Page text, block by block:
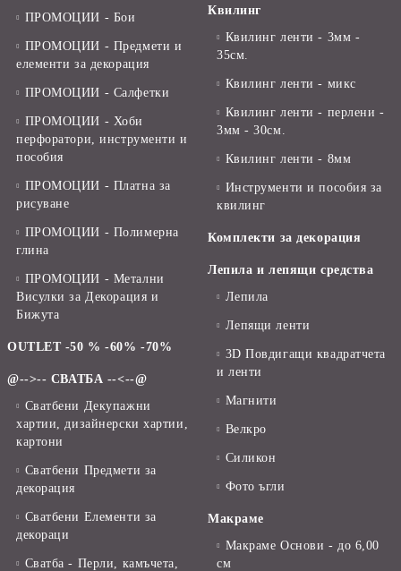
ПРОМОЦИИ - Бои
ПРОМОЦИИ - Предмети и
елементи за декорация
ПРОМОЦИИ - Салфетки
ПРОМОЦИИ - Хоби
перфоратори, инструменти и
пособия
ПРОМОЦИИ - Платна за
рисуване
ПРОМОЦИИ - Полимерна
глина
ПРОМОЦИИ - Метални
Висулки за Декорация и
Бижута
OUTLET -50 % -60% -70%
@-->-- СВАТБА --<--@
Сватбени Декупажни
хартии, дизайнерски хартии,
картони
Сватбени Предмети за
декорация
Сватбени Елементи за
декораци
Сватба - Перли, камъчета,
Квилинг
Квилинг ленти - 3мм -
35см.
Квилинг ленти - микс
Квилинг ленти - перлени -
3мм - 30см.
Квилинг ленти - 8мм
Инструменти и пособия за
квилинг
Комплекти за декорация
Лепила и лепящи средства
Лепила
Лепящи ленти
3D Повдигащи квадратчета
и ленти
Магнити
Велкро
Силикон
Фото ъгли
Макраме
Макраме Основи - до 6,00
см